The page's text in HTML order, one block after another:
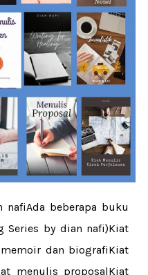
beberapa buku
Series by dian nafi)Kiat
dan biografiKiat
menulis proposalKiat